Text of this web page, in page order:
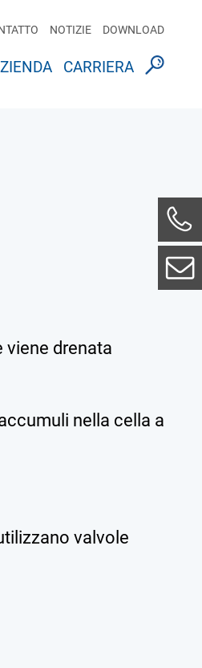
NOTIZIE DOWNLOAD
CARRIERA
viene drenata
nella cella a
valvole